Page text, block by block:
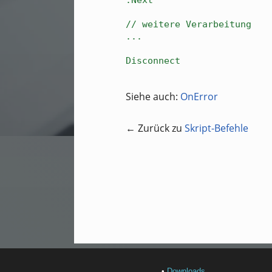
// weitere Verarbeitung
...
Disconnect
Siehe auch: OnError
← Zurück zu Skript-Befehle